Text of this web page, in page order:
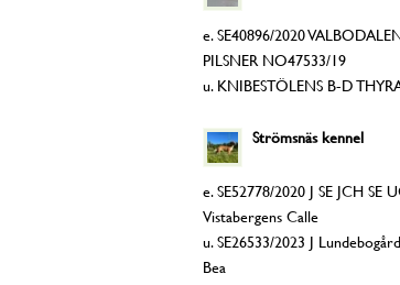
e. SE40896/2020
PILSNER NO47533/19
u. KNIBESTÖLENS B-D
Strömsnäs kennel
e. SE52778/2020 J SE JCH SE
Vistabergens Calle
u. SE26533/2023 J
Bea